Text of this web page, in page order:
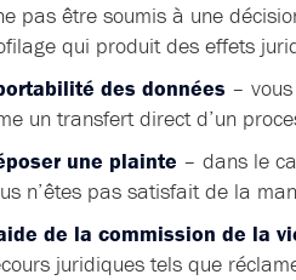
pas être soumis à une
qui produit des effets
des données –
un transfert direct d’un
une plainte – dans le
n’êtes pas satisfait de la
de la commission de la
juridiques tels que